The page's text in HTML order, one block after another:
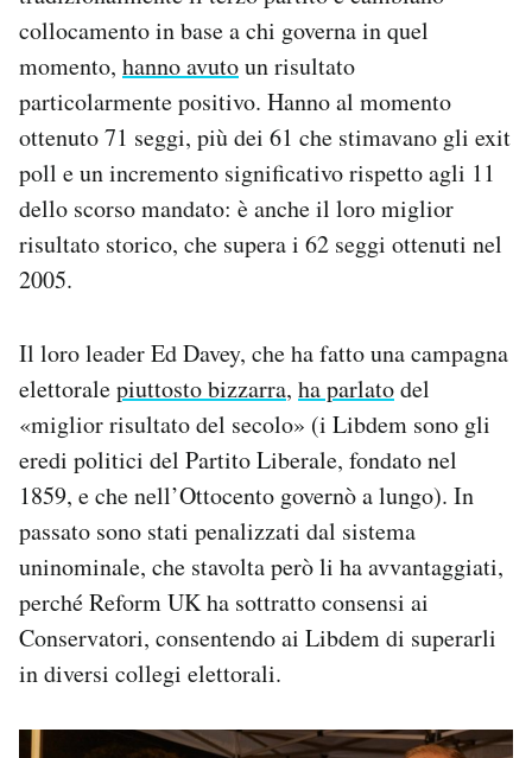
collocamento in base a chi governa in quel
momento, hanno avutoun risultato
particolarmente positivo. Hanno al momento
ottenuto 71 seggi, più dei 61 che stimavano gli exit
poll e un incremento significativo rispetto agli 11
dello scorso mandato: è anche il loro miglior
risultato storico, che supera i 62 seggi ottenuti nel
2005.
Il loro leader Ed Davey, che ha fatto una campagna
elettoralepiuttosto bizzarra, ha parlatodel
«miglior risultato del secolo» (i Libdem sono gli
eredi politici del Partito Liberale, fondato nel
1859, e che nell’Ottocento governò a lungo). In
passato sono stati penalizzati dal sistema
uninominale, che stavolta però li ha avvantaggiati,
perché Reform UK ha sottratto consensi ai
Conservatori, consentendo ai Libdem di superarli
in diversi collegi elettorali.